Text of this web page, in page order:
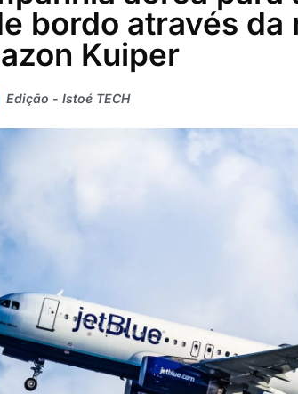
bordo através da
Kuiper
Edição - Istoé TECH